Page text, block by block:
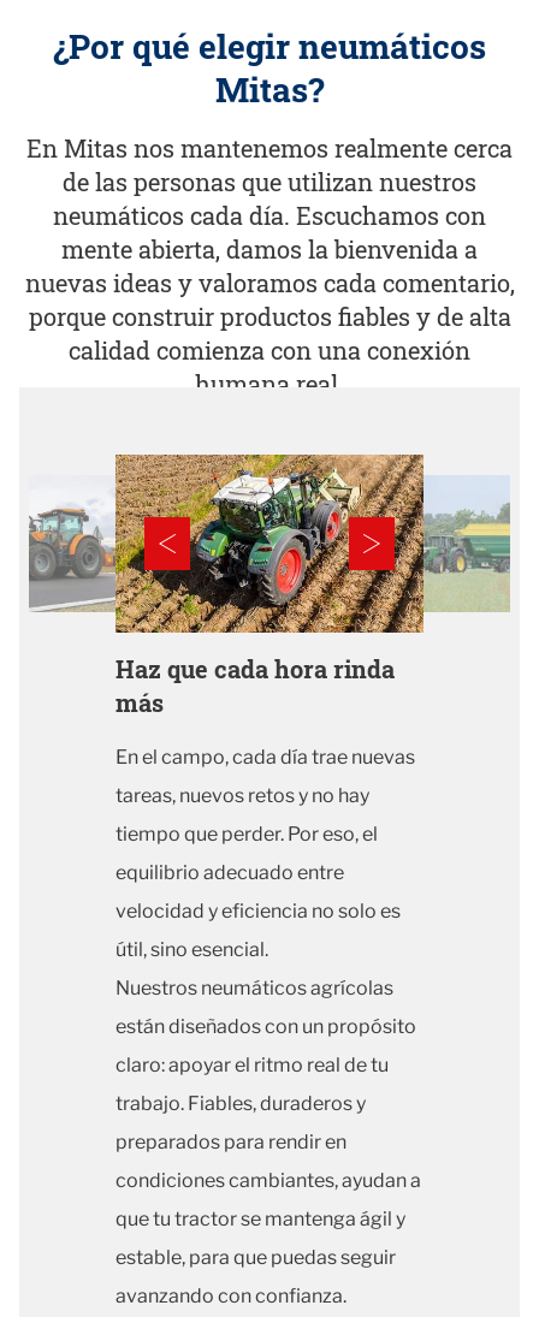
¿Por qué elegir neumáticos
Mitas?
En Mitas nos mantenemos realmente cerca
de las personas que utilizan nuestros
neumáticos cada día. Escuchamos con
mente abierta, damos la bienvenida a
nuevas ideas y valoramos cada comentario,
porque construir productos fiables y de alta
calidad comienza con una conexión
humana real.
Haz que cada hora rinda
más
En el campo, cada día trae nuevas
tareas, nuevos retos y no hay
tiempo que perder. Por eso, el
equilibrio adecuado entre
velocidad y eficiencia no solo es
útil, sino esencial.
Nuestros neumáticos agrícolas
están diseñados con un propósito
claro: apoyar el ritmo real de tu
trabajo. Fiables, duraderos y
preparados para rendir en
condiciones cambiantes, ayudan a
que tu tractor se mantenga ágil y
estable, para que puedas seguir
avanzando con confianza.